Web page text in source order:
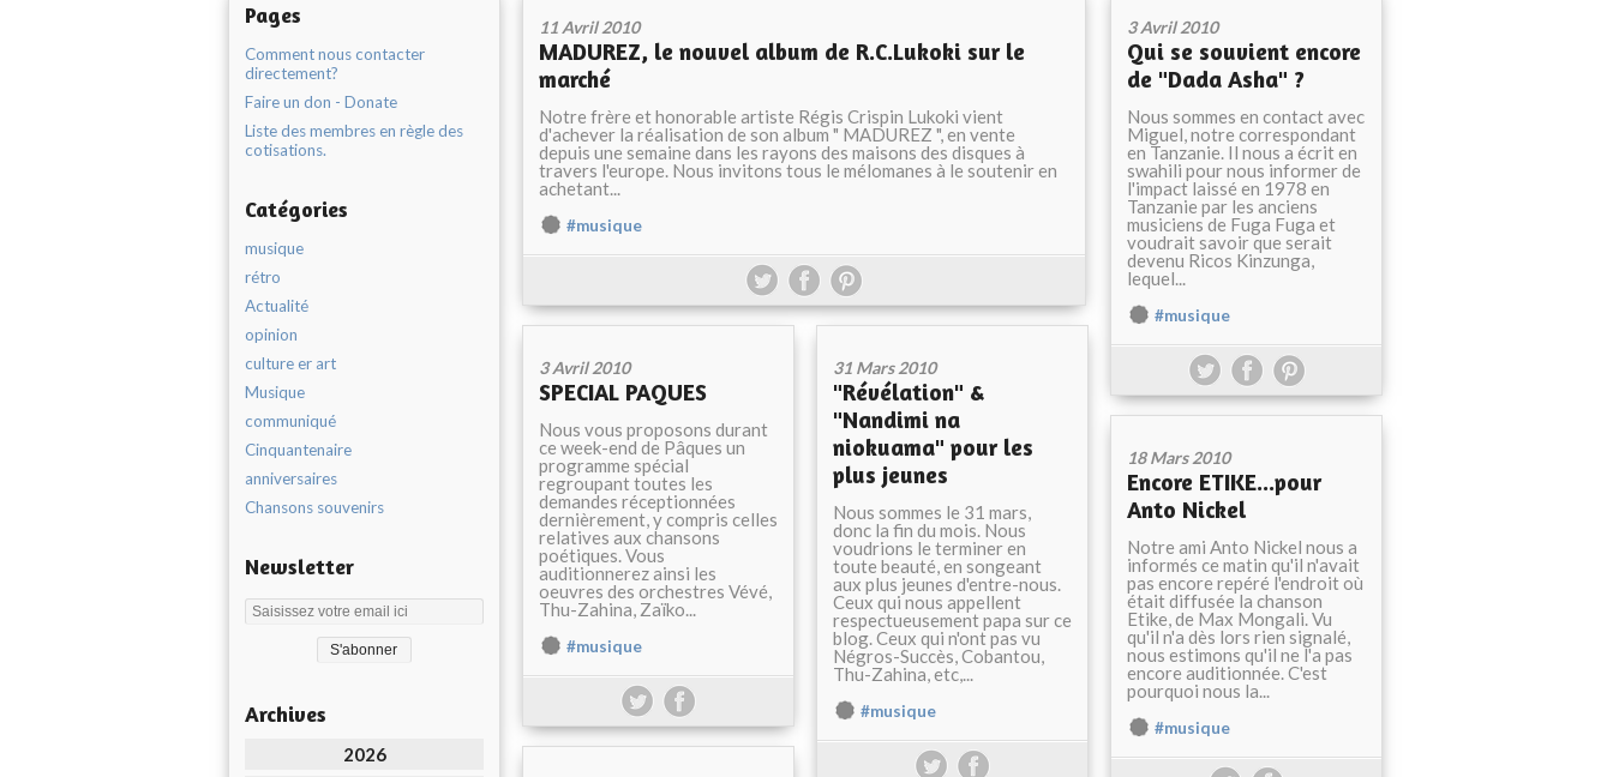
Pages
Comment nous contacter
directement?
Faire un don - Donate
Liste des membres en règle des
cotisations.
Catégories
musique
rétro
Actualité
opinion
culture er art
Musique
communiqué
Cinquantenaire
anniversaires
Chansons souvenirs
Newsletter
Archives
2026
11 Avril 2010
MADUREZ, le nouvel album de R.C.Lukoki sur le
marché
Notre frère et honorable artiste Régis Crispin Lukoki vient
d'achever la réalisation de son album " MADUREZ ", en vente
depuis une semaine dans les rayons des maisons des disques à
travers l'europe. Nous invitons tous le mélomanes à le soutenir en
achetant...
#musique
3 Avril 2010
Qui se souvient encore
de "Dada Asha" ?
Nous sommes en contact avec
Miguel, notre correspondant
en Tanzanie. Il nous a écrit en
swahili pour nous informer de
l'impact laissé en 1978 en
Tanzanie par les anciens
musiciens de Fuga Fuga et
voudrait savoir que serait
devenu Ricos Kinzunga,
lequel...
#musique
3 Avril 2010
SPECIAL PAQUES
Nous vous proposons durant
ce week-end de Pâques un
programme spécial
regroupant toutes les
demandes réceptionnées
dernièrement, y compris celles
relatives aux chansons
poétiques. Vous
auditionnerez ainsi les
oeuvres des orchestres Vévé,
Thu-Zahina, Zaïko...
#musique
31 Mars 2010
"Révélation" &
"Nandimi na
niokuama" pour les
plus jeunes
Nous sommes le 31 mars,
donc la fin du mois. Nous
voudrions le terminer en
toute beauté, en songeant
aux plus jeunes d'entre-nous.
Ceux qui nous appellent
respectueusement papa sur ce
blog. Ceux qui n'ont pas vu
Négros-Succès, Cobantou,
Thu-Zahina, etc,...
#musique
18 Mars 2010
Encore ETIKE...pour
Anto Nickel
Notre ami Anto Nickel nous a
informés ce matin qu'il n'avait
pas encore repéré l'endroit où
était diffusée la chanson
Etike, de Max Mongali. Vu
qu'il n'a dès lors rien signalé,
nous estimons qu'il ne l'a pas
encore auditionnée. C'est
pourquoi nous la...
#musique